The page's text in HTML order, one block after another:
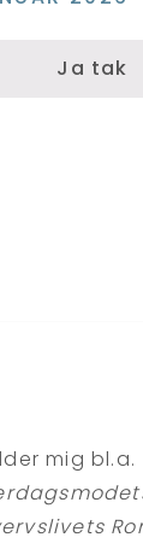
Ja tak
mig bl.a.